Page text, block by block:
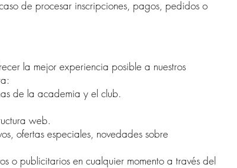
de procesar inscripciones, pagos, pedidos o
la mejor experiencia posible a nuestros
de la academia y el club.
web.
ofertas especiales, novedades sobre
o publicitarios en cualquier momento a través del